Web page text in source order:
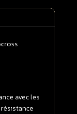
avec les